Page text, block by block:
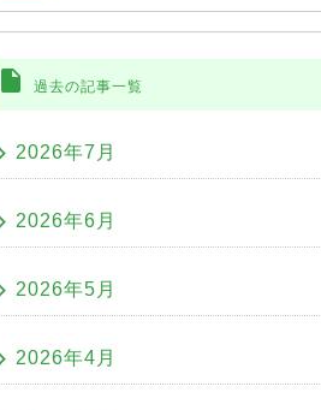
insert_drive_file 過去の記事一覧
2026年7月
2026年6月
2026年5月
2026年4月